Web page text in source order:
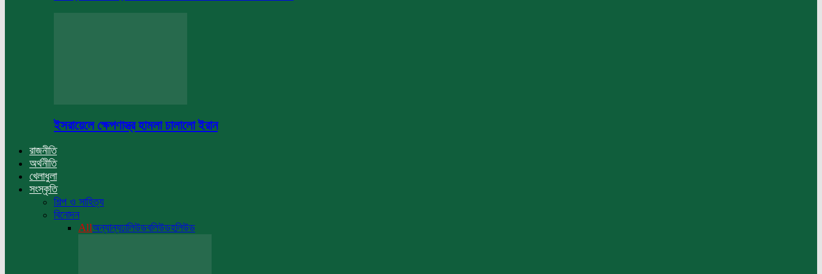
ইসরায়েলে ক্ষেপণাস্ত্র হামলা চালালো ইরান
রাজনীতি
অর্থনীতি
খেলাধুলা
সংস্কৃতি
শিল্প ও সাহিত্য
বিনোদন
Allঅন্যান্যঢালিউডবলিউডহলিউড